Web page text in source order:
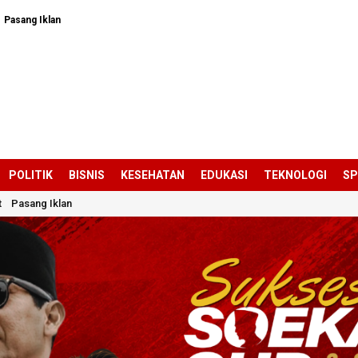
Pasang Iklan
POLITIK BISNIS KESEHATAN EDUKASI TEKNOLOGI
Pasang Iklan